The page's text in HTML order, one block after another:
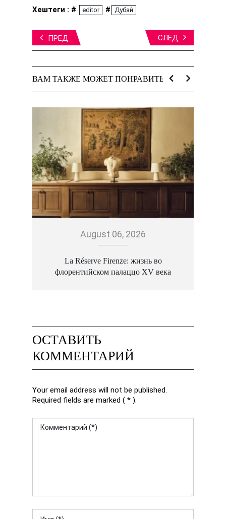
Хештеги : # editor # Дубай
ПРЕД СЛЕД
ВАМ ТАКЖЕ МОЖЕТ ПОНРАВИТЬСЯ:
August 06, 2026
La Réserve Firenze: жизнь во
флорентийском палаццо XV века
ОСТАВИТЬ
КОММЕНТАРИЙ
Your email address will not be published.
Required fields are marked ( * ).